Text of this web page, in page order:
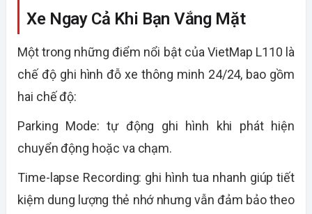
Xe Ngay Cả Khi Bạn Vắng Mặt
Một trong những điểm nổi bật của VietMap L110 là
chế độ ghi hình đỗ xe thông minh 24/24, bao gồm
hai chế độ:
Parking Mode: tự động ghi hình khi phát hiện
chuyển động hoặc va chạm.
Time-lapse Recording: ghi hình tua nhanh giúp tiết
kiệm dung lượng thẻ nhớ nhưng vẫn đảm bảo theo